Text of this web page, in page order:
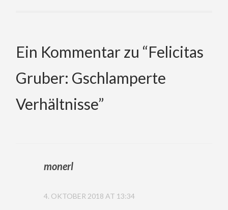
Ein Kommentar zu “Felicitas
Gruber: Gschlamperte
Verhältnisse”
monerl
4. OKTOBER 2018 AT 13:34